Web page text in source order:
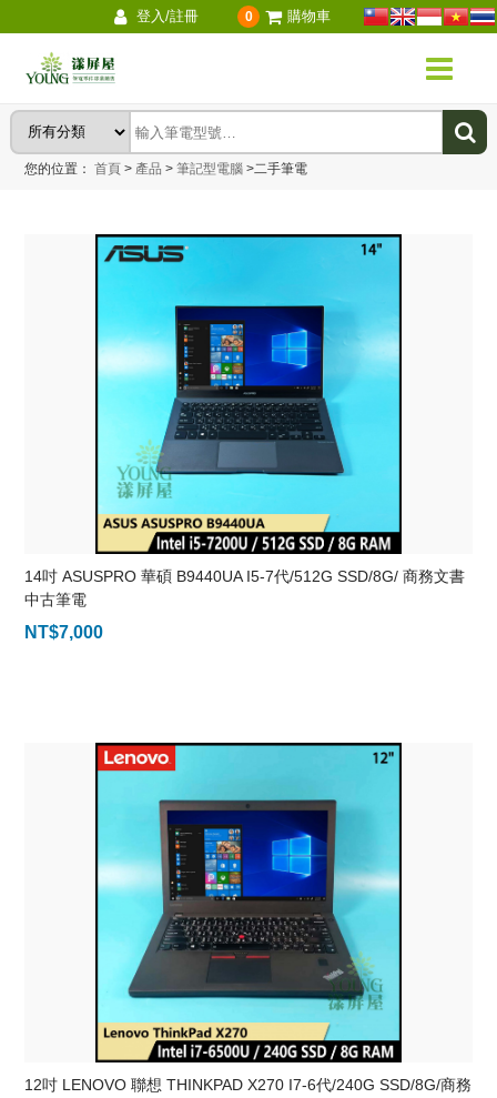
登入/註冊 0 購物車
您的位置：首頁 > 產品> 筆記型電腦>二手筆電
14吋 ASUSPRO 華碩 B9440UA I5-7代/512G SSD/8G/ 商務文書
中古筆電
NT$7,000
12吋 LENOVO 聯想 THINKPAD X270 I7-6代/240G SSD/8G/商務